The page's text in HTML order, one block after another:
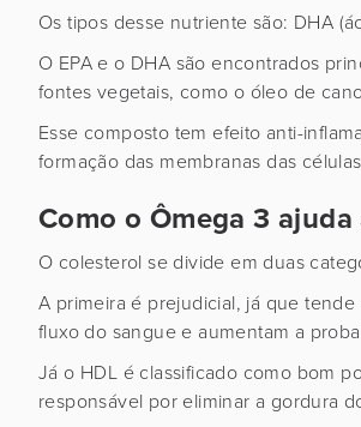
Os tipos desse nutriente são: DHA
O EPA e o DHA são encontrados
fontes vegetais, como o óleo de
Esse composto tem efeito anti-
formação das membranas das
Como o Ômega 3
O colesterol se divide em duas
A primeira é prejudicial, já que
fluxo do sangue e aumentam a
Já o HDL é classificado como bom
responsável por eliminar a gordura